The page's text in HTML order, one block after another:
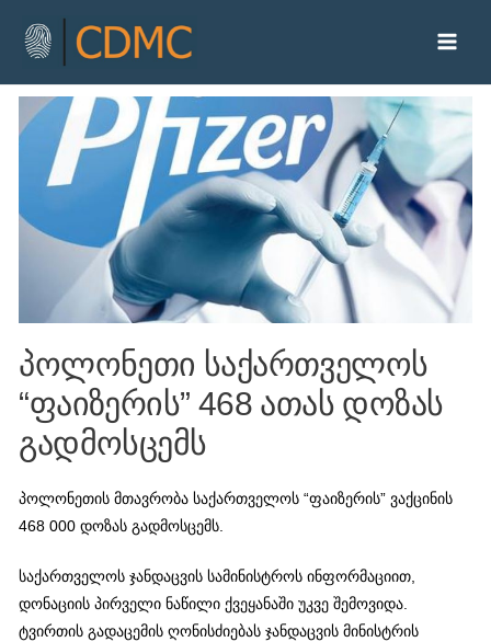
პოლონეთი საქართველოს
“ფაიზერის” 468 ათას დოზას
გადმოსცემს
პოლონეთის მთავრობა საქართველოს “ფაიზერის” ვაქცინის
468 000 დოზას გადმოსცემს.
საქართველოს ჯანდაცვის სამინისტროს ინფორმაციით,
დონაციის პირველი ნაწილი ქვეყანაში უკვე შემოვიდა.
ტვირთის გადაცემის ღონისძიებას ჯანდაცვის მინისტრის